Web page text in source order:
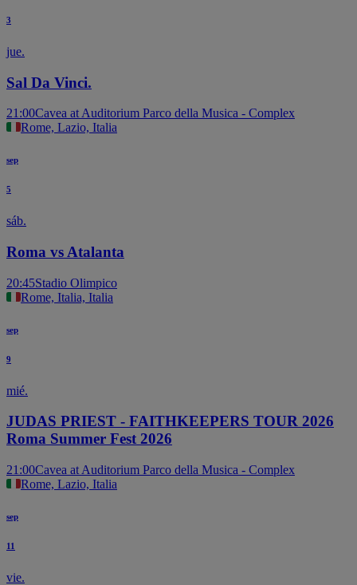
3
jue.
Sal Da Vinci.
21:00Cavea at Auditorium Parco della Musica - Complex
Rome, Lazio, Italia
sep
5
sáb.
Roma vs Atalanta
20:45Stadio Olimpico
Rome, Italia, Italia
sep
9
mié.
JUDAS PRIEST - FAITHKEEPERS TOUR 2026
Roma Summer Fest 2026
21:00Cavea at Auditorium Parco della Musica - Complex
Rome, Lazio, Italia
sep
11
vie.